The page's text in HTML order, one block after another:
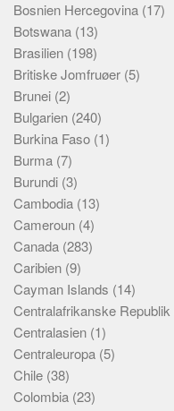
Bosnien Hercegovina (17)
Botswana (13)
Brasilien (198)
Britiske Jomfruøer (5)
Brunei (2)
Bulgarien (240)
Burkina Faso (1)
Burma (7)
Burundi (3)
Cambodia (13)
Cameroun (4)
Canada (283)
Caribien (9)
Cayman Islands (14)
Centralafrikanske Republik
Centralasien (1)
Centraleuropa (5)
Chile (38)
Colombia (23)